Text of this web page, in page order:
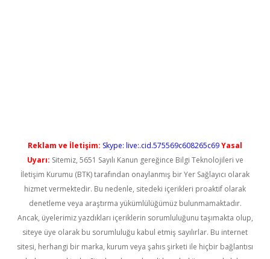
Reklam ve İletişim: Skype: live:.cid.575569c608265c69Yasal
Uyarı: Sitemiz, 5651 Sayılı Kanun gereğince Bilgi Teknolojileri ve
İletişim Kurumu (BTK) tarafından onaylanmış bir Yer Sağlayıcı olarak
hizmet vermektedir. Bu nedenle, sitedeki içerikleri proaktif olarak
denetleme veya araştırma yükümlülüğümüz bulunmamaktadır.
Ancak, üyelerimiz yazdıkları içeriklerin sorumluluğunu taşımakta olup,
siteye üye olarak bu sorumluluğu kabul etmiş sayılırlar. Bu internet
sitesi, herhangi bir marka, kurum veya şahıs şirketi ile hiçbir bağlantısı